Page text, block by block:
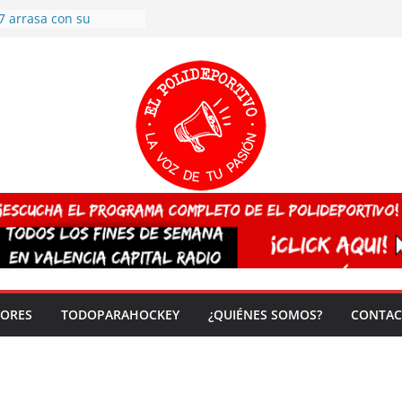
arrasa con su
España sub20
del mundo
vez!
TODOPARAHOCKEY ¿QUIÉNES SOMOS?